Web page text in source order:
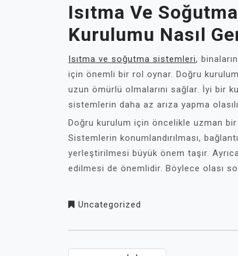
Isıtma Ve
KurUlumu Nasıl
Isıtma ve soğutma sistemleri,
için önemli bir rol oynar. Doğru
uzun ömürlü olmalarını sağlar. İyi bir
sistemlerin daha az arıza yapma
Doğru kurulum için öncelikle uzman bir
Sistemlerin konumlandırılması,
yerleştirilmesi büyük önem taşır.
edilmesi de önemlidir. Böylece olası
Uncategorized